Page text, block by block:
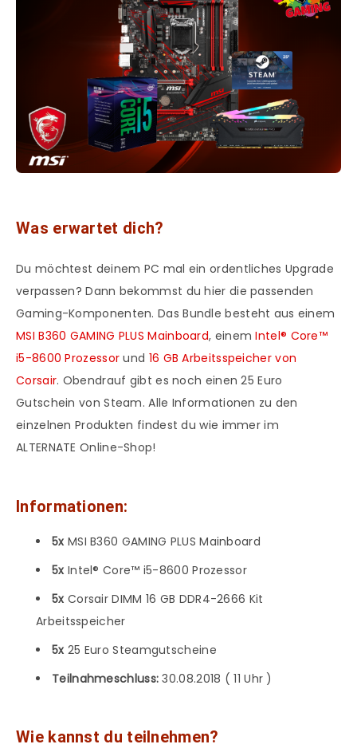
Was erwartet dich?
Du möchtest deinem PC mal ein ordentliches Upgrade
verpassen? Dann bekommst du hier die passenden
Gaming-Komponenten. Das Bundle besteht aus einem
MSI B360 GAMING PLUS Mainboard, einemIntel® Core™
i5-8600 Prozessor und 16 GB Arbeitsspeicher von
Corsair. Obendrauf gibt es noch einen 25 Euro
Gutschein von Steam. Alle Informationen zu den
einzelnen Produkten findest du wie immer im
ALTERNATE Online-Shop!
Informationen:
5x MSI B360 GAMING PLUS Mainboard
5x Intel® Core™ i5-8600 Prozessor
5x Corsair DIMM 16 GB DDR4-2666 Kit
Arbeitsspeicher
5x 25 Euro Steamgutscheine
Teilnahmeschluss: 30.08.2018 ( 11 Uhr )
Wie kannst du teilnehmen?